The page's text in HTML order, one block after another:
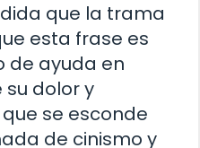
que la trama
esta frase es
de ayuda en
su dolor y
se esconde
de cinismo y